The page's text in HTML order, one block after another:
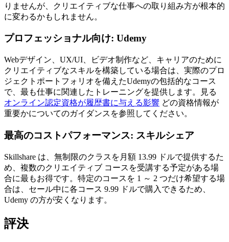
りませんが、クリエイティブな仕事への取り組み方が根本的
に変わるかもしれません。
プロフェッショナル向け: Udemy
Webデザイン、UX/UI、ビデオ制作など、キャリアのために
クリエイティブなスキルを構築している場合は、実際のプロ
ジェクトポートフォリオを備えたUdemyの包括的なコース
で、最も仕事に関連したトレーニングを提供します。見る
オンライン認定資格が履歴書に与える影響 どの資格情報が
重要かについてのガイダンスを参照してください。
最高のコストパフォーマンス: スキルシェア
Skillshare は、無制限のクラスを月額 13.99 ドルで提供するた
め、複数のクリエイティブ コースを受講する予定がある場
合に最もお得です。特定のコースを 1 ～ 2 つだけ希望する場
合は、セール中に各コース 9.99 ドルで購入できるため、
Udemy の方が安くなります。
評決